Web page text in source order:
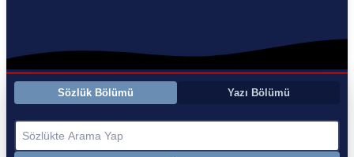
Sözlük Bölümü Yazı Bölümü